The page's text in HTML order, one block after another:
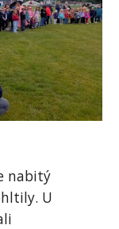
nabitý
U